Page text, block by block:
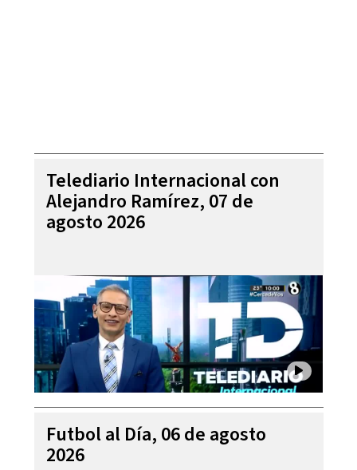
Telediario Internacional con
Alejandro Ramírez, 07 de
agosto 2026
Futbol al Día, 06 de agosto
2026